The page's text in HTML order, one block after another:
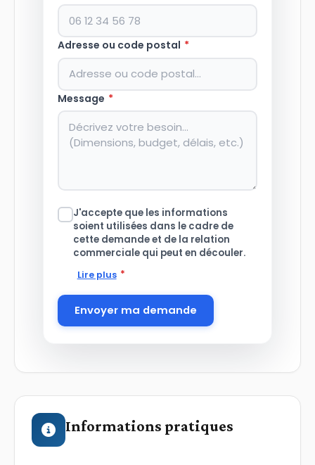
Adresse ou code postal *
Message *
J'accepte que les informations
soient utilisées dans le cadre de
cette demande et de la relation
commerciale qui peut en découler.
Lire plus *
Envoyer ma demande
Informations pratiques